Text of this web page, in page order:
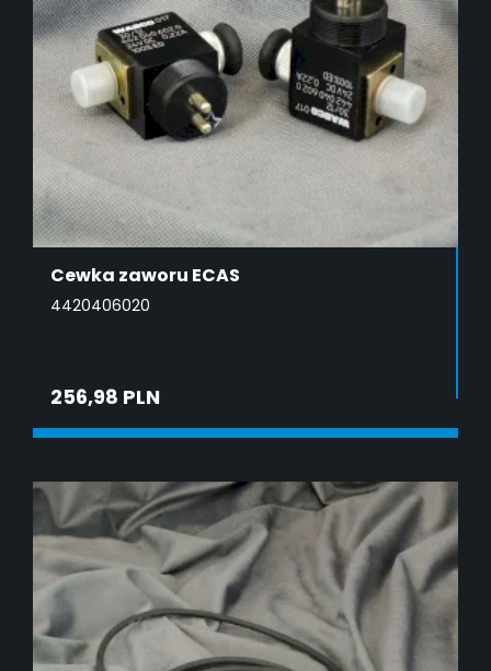
Cewka zaworu ECAS
4420406020
256,98 PLN